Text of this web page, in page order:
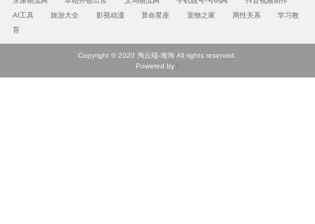
AI工具
旅游大全 影视动漫 算命星座 宠物之家 两性关系
学习教
育
Copyright © 2020 淘云端-海淘 All rights reserved.
Powered by/